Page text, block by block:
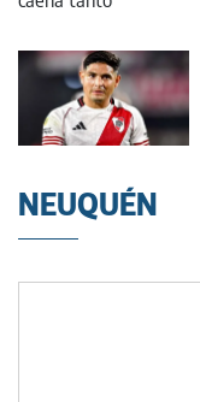
NEUQUÉN